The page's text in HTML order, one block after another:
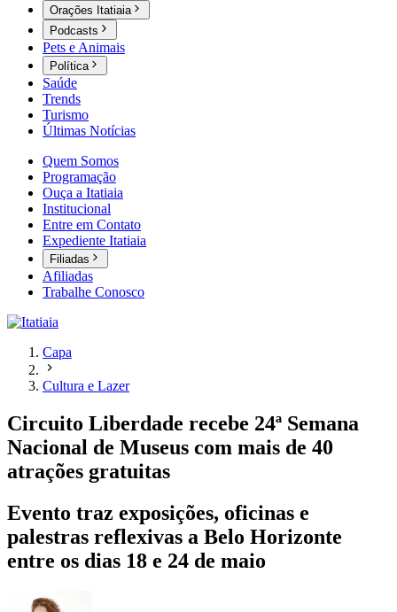
Orações Itatiaia
Podcasts
Pets e Animais
Política
Saúde
Trends
Turismo
Últimas Notícias
Quem Somos
Programação
Ouça a Itatiaia
Institucional
Entre em Contato
Expediente Itatiaia
Filiadas
Afiliadas
Trabalhe Conosco
Capa
Cultura e Lazer
Circuito Liberdade recebe 24ª Semana
Nacional de Museus com mais de 40
atrações gratuitas
Evento traz exposições, oficinas e
palestras reflexivas a Belo Horizonte
entre os dias 18 e 24 de maio